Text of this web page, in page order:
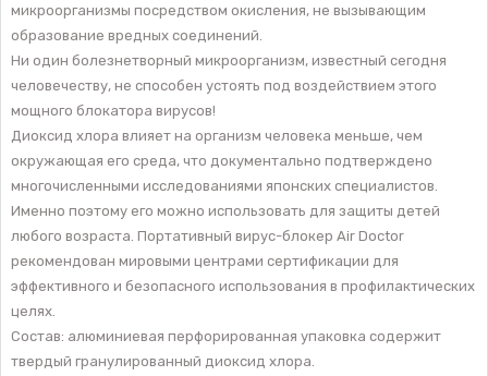
микроорганизмы посредством окисления, не вызывающим
образование вредных соединений.
Ни один болезнетворный микроорганизм, известный сегодня
человечеству, не способен устоять под воздействием этого
мощного блокатора вирусов!
Диоксид хлора влияет на организм человека меньше, чем
окружающая его среда, что документально подтверждено
многочисленными исследованиями японских специалистов.
Именно поэтому его можно использовать для защиты детей
любого возраста. Портативный вирус-блокер Air Doctor
рекомендован мировыми центрами сертификации для
эффективного и безопасного использования в профилактических
целях.
Состав: алюминиевая перфорированная упаковка содержит
твердый гранулированный диоксид хлора.